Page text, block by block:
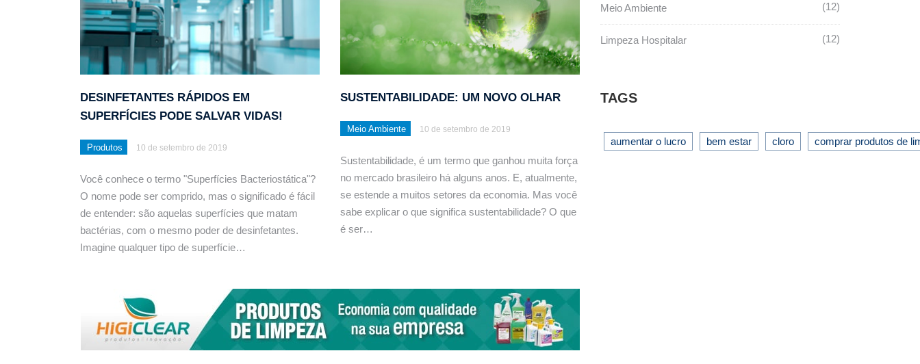
DESINFETANTES RÁPIDOS EM
SUPERFÍCIES PODE SALVAR VIDAS!
Produtos 10 de setembro de 2019
Você conhece o termo "Superfícies Bacteriostática"?
O nome pode ser comprido, mas o significado é fácil
de entender: são aquelas superfícies que matam
bactérias, com o mesmo poder de desinfetantes.
Imagine qualquer tipo de superfície…
SUSTENTABILIDADE: UM NOVO OLHAR
Meio Ambiente 10 de setembro de 2019
Sustentabilidade, é um termo que ganhou muita força
no mercado brasileiro há alguns anos. E, atualmente,
se estende a muitos setores da economia. Mas você
sabe explicar o que significa sustentabilidade? O que
é ser…
Meio Ambiente 12
Limpeza Hospitalar 12
TAGS
aumentar o lucro bem estar cloro comprar produtos de